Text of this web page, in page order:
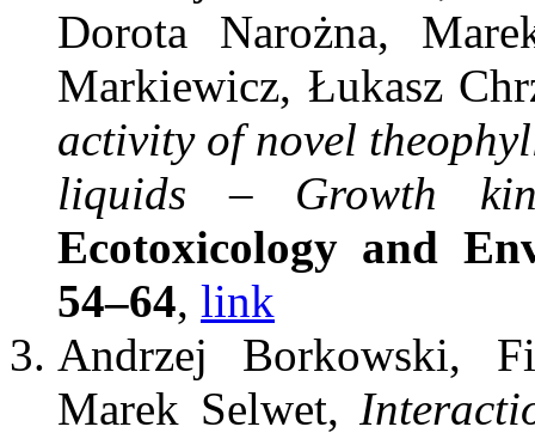
Dorota Narożna,
Markiewicz, Łukasz
activity of novel
liquids – Growth
Ecotoxicology and
54–64, link
Andrzej Borkowski,
Marek Selwet,